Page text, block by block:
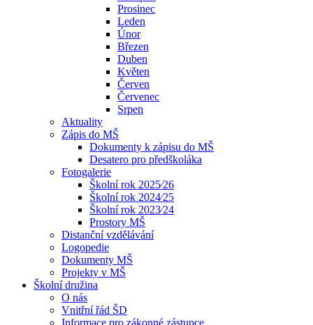
Prosinec
Leden
Únor
Březen
Duben
Květen
Červen
Červenec
Srpen
Aktuality
Zápis do MŠ
Dokumenty k zápisu do MŠ
Desatero pro předškoláka
Fotogalerie
Školní rok 2025⁄26
Školní rok 2024⁄25
Školní rok 2023⁄24
Prostory MŠ
Distanční vzdělávání
Logopedie
Dokumenty MŠ
Projekty v MŠ
Školní družina
O nás
Vnitřní řád ŠD
Informace pro zákonné zástupce